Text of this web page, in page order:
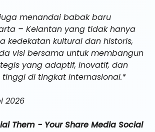
menandai babak baru
– Kelantan yang tidak hanya
kedekatan kultural dan historis,
visi bersama untuk membangun
yang adaptif, inovatif, dan
di tingkat internasional.*
2026
Them - Your Share Media Social